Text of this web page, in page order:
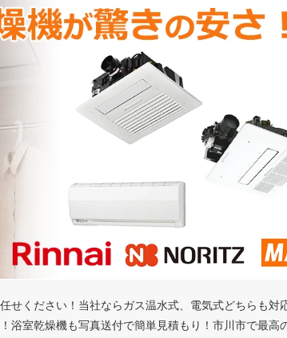
せください！当社ならガス温水式、電気式どちらも対
浴室乾燥機も写真送付で簡単見積もり！市川市で最高